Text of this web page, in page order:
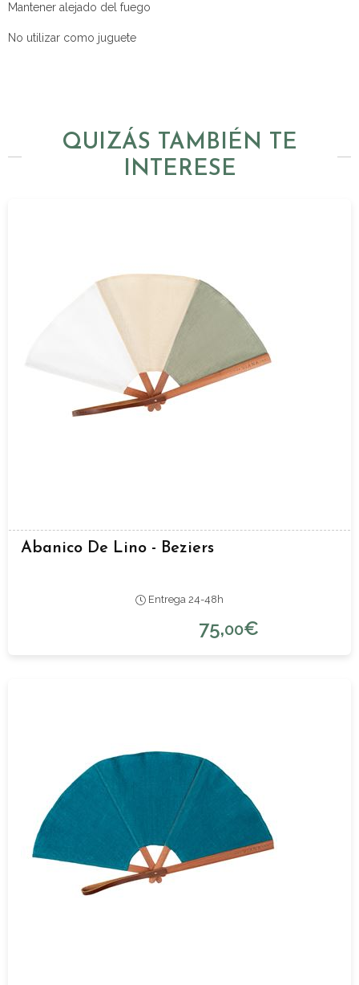
Mantener alejado del fuego
No utilizar como juguete
QUIZÁS TAMBIÉN TE
INTERESE
Abanico De Lino - Beziers
Entrega 24-48h
75,00€